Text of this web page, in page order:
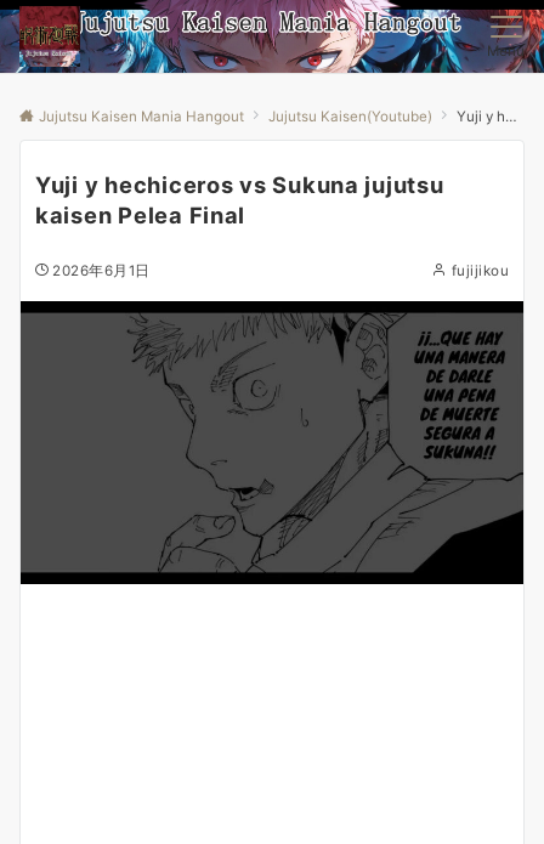
Menu
Jujutsu Kaisen Mania Hangout Jujutsu Kaisen(Youtube) Yuji y hechiceros vs Sukuna jujutsu kaisen Pelea Final
Yuji y hechiceros vs Sukuna jujutsu
kaisen Pelea Final
2026年6月1日 fujijikou